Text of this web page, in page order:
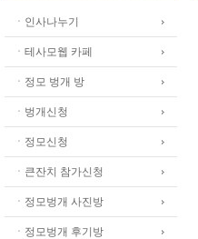
ㆍ인사나누기
ㆍ테사모웹 카페
ㆍ정모 벙개 방
ㆍ벙개신청
ㆍ정모신청
ㆍ큰잔치 참가신청
ㆍ정모벙개 사진방
ㆍ정모벙개 후기방